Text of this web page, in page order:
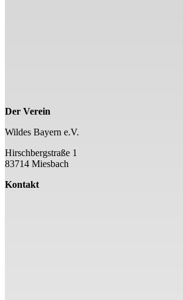
Der Verein
Wildes Bayern e.V.
Hirschbergstraße 1
83714 Miesbach
Kontakt